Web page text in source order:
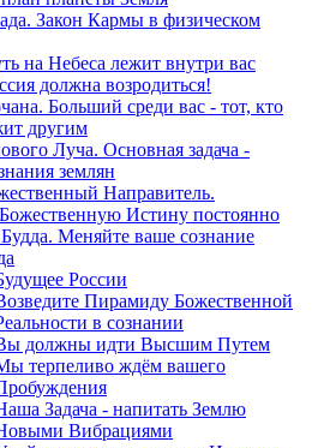
Закон Кармы в физическом
на Небеса лежит внутри вас
должна возродиться!
Больший среди вас - тот, кто
другим
Луча. Основная задача -
землян
Направитель.
Истину постоянно
Меняйте ваше сознание
России
Пирамиду Божественной
в сознании
должны идти Высшим Путем
терпеливо ждём вашего
Задача - напитать Землю
Вибрациями